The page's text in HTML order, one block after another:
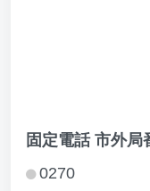
固定電話 市外局
0270